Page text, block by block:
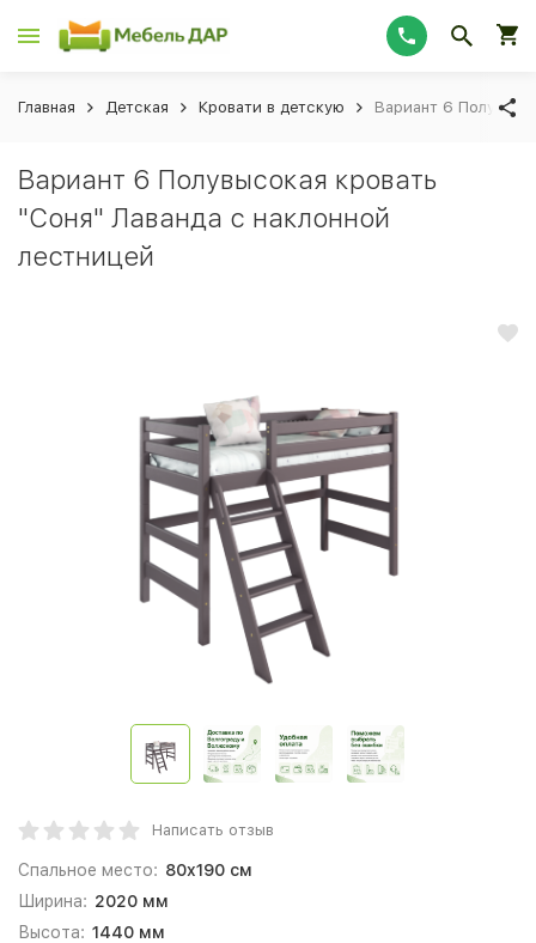
Главная Детская Кровати в детскую Вариант 6
Вариант 6 Полувысокая кровать
"Соня" Лаванда с наклонной
лестницей
Написать отзыв
Спальное место: 80x190 см
Ширина: 2020 мм
Высота: 1440 мм